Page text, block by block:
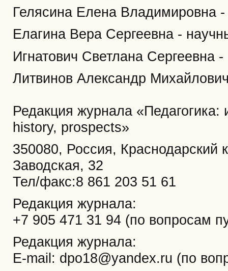
Гелясина Елена Владимировна -
Елагина Вера Сергеевна -
Игнатович Светлана Сергеевна -
Литвинов Александр
Редакция журнала
history, prospects»
350080, Россия, Краснодарский
Заводская, 32
Тел/факс:8 861 203 51 61
Редакция журнала:
+7 905 471 31 94 (по вопросам
Редакция журнала:
E-mail: dpo18@yandex.ru (по